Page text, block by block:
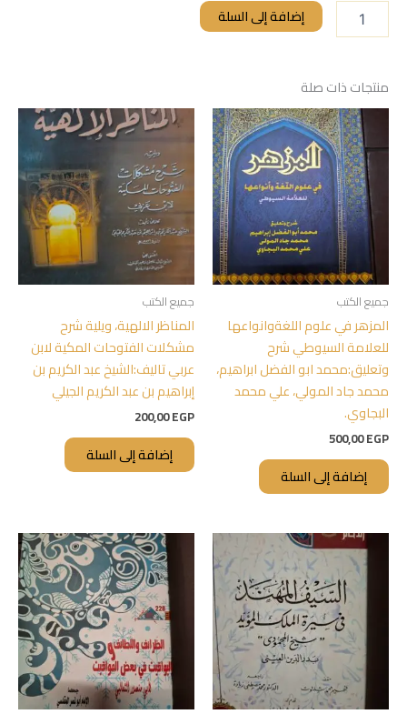
إضافة إلى السلة
منتجات ذات صلة
جميع الكتب
المزهر في علوم اللغةوانواعها
للعلامة السيوطي شرح
وتعليق:محمد ابو الفضل ابراهيم،
محمد جاد المولي، علي محمد
البجاوي.
500,00EGP
إضافة إلى السلة
جميع الكتب
المناظر الالهية، ويلية شرح
مشكلات الفتوحات المكية لابن
عربي تاليف:الشيخ عبد الكريم بن
إبراهيم بن عبد الكريم الجيلي
200,00EGP
إضافة إلى السلة